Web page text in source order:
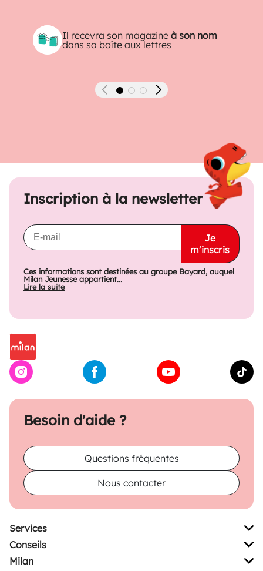
Il recevra son magazineà son nom
dans sa boîte aux lettres
Précédent Suivant
Besoin d'aide ?
Questions fréquentes
Nous contacter
Inscription à la newsletter
Je
m'inscris
Ces informations sont destinées au groupe Bayard, auquel
Milan Jeunesse appartient...
Lire la suite
Services
Conseils
Milan